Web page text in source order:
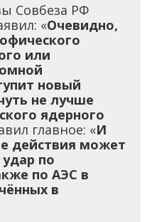
Совбеза РФ
«Очевидно,
или
новый
не лучше
ядерного
главное: «И
действия может
по
по АЭС в
в